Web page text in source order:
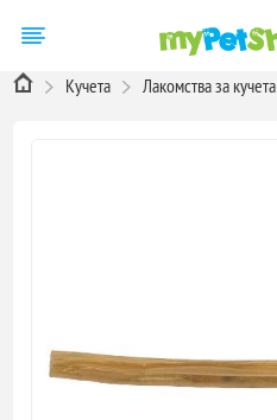
Кучета Лакомства за кучета